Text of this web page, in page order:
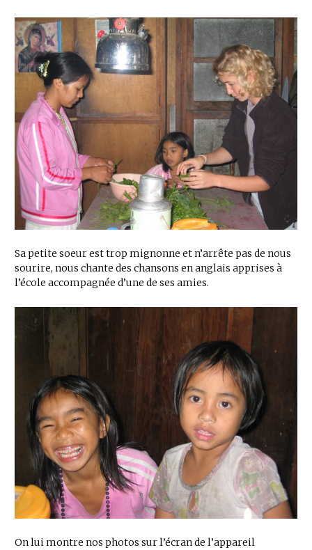
Sa petite soeur est trop mignonne et n’arrête pas de nous
sourire, nous chante des chansons en anglais apprises à
l’école accompagnée d’une de ses amies.
On lui montre nos photos sur l’écran de l’appareil